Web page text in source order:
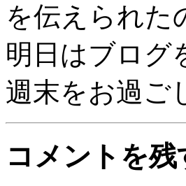
を伝えられた
明日はブログ
週末をお過ご
コメントを残